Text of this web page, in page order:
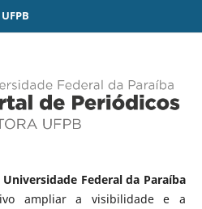
Federal da Paraíba
ampliar a visibilidade e a